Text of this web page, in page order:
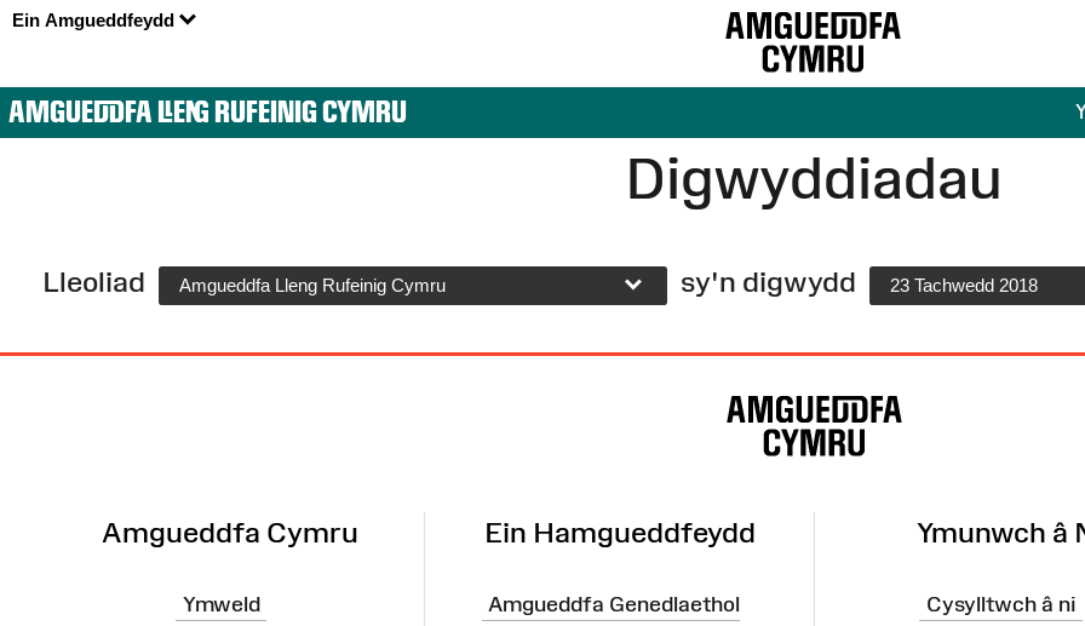
Ein Amgueddfeydd
AMGUEDDFA LLENG RUFEINIG CYMRU
Digwyddiadau
Lleoliad Amgueddfa Lleng Rufeinig Cymru sy'n digwydd 23 Tachwedd 2018
Amgueddfa Cymru
Ymweld
Ein Hamgueddfeydd
Amgueddfa Genedlaethol
Ymunwch â
Cysylltwch â ni